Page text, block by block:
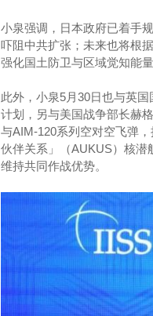
小泉强调，日本政府已着手
吓阻中共扩张；未来也将根
强化国土防卫与区域觉知能量
此外，小泉5月30日也与英
计划，另与美国战争部长赫
与AIM-120系列空对空飞弹
伙伴关系」（AUKUS）核潜
维持共同作战优势。